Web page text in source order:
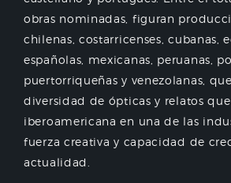
obras nominadas, figuran
chilenas, costarricenses, cubanas,
españolas, mexicanas, peruanas,
puertorriqueñas y venezolanas,
diversidad de ópticas y relatos
iberoamericana en una de las
fuerza creativa y capacidad de
actualidad.